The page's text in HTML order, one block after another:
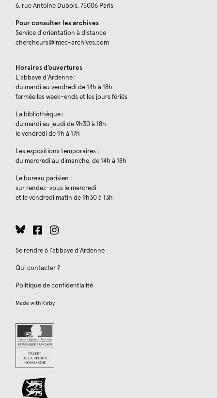
6, rue Antoine Dubois, 75006 Paris
Pour consulter les archives
Service d'orientation à distance
chercheurs@imec-archives.com
Horaires d’ouvertures
L’abbaye d'Ardenne :
du mardi au vendredi de 14h à 18h
fermée les week-ends et les jours fériés
La bibliothèque :
du mardi au jeudi de 9h30 à 18h
le vendredi de 9h à 17h
Les expositions temporaires :
du mercredi au dimanche, de 14h à 18h
Le bureau parisien :
sur rendez-vous le mercredi
et le vendredi matin de 9h30 à 13h
Se rendre à l'abbaye d'Ardenne
Qui contacter ?
Politique de confidentialité
Made with Kirby